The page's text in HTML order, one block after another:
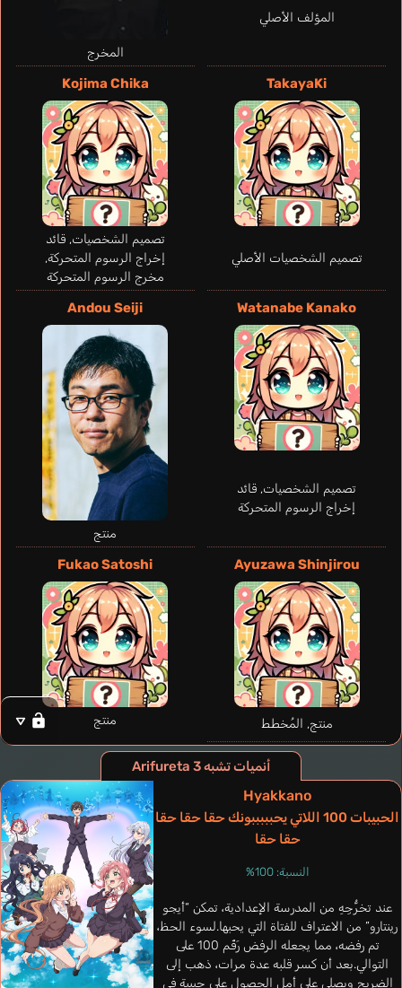
المؤلف الأصلي
المخرج
TakayaKi
تصميم الشخصيات الأصلي
Kojima Chika
تصميم الشخصيات, قائد
إخراج الرسوم المتحركة,
مخرج الرسوم المتحركة
Watanabe Kanako
تصميم الشخصيات, قائد
إخراج الرسوم المتحركة
Andou Seiji
منتج
Ayuzawa Shinjirou
منتج, المُخطط
Fukao Satoshi
منتج
Lee Amanda
إنجليزي
Monroy Vianney
إسباني
Guarnieri Isabella
برتغالي
Rial Monica
إنجليزي
Nagumo Hajime
Fukamachi Toshinari
Shipman Matt
Figueira Daniel
برتغالي
Shirasaki Kaori
Oonishi Saori
McIntosh Skyler
Lua Bianca
Ortiz Verania
أنميات تشبه Arifureta 3
Hyakkano
الحبيبات 100 اللاتي يحبببببونك حقا حقا حقا
حقا حقا
النسبة: 100%
عند تخرُّجِهِ من المدرسة الإعدادية، تمكن “أيجو
رينتارو” من الاعتراف للفتاة التي يحبها.لسوء الحظ،
تم رفضه، مما يجعله الرفض رَقْم 100 على
التوالي.بعد أن كسر قلبه عدة مرات، ذهب إلى
الضريح ويصلي على أمل الحصول على حبيبة في